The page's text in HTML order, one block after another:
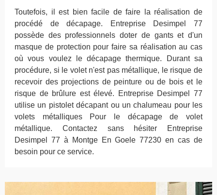
Toutefois, il est bien facile de faire la réalisation de
procédé de décapage. Entreprise Desimpel 77
possède des professionnels doter de gants et d'un
masque de protection pour faire sa réalisation au cas
où vous voulez le décapage thermique. Durant sa
procédure, si le volet n'est pas métallique, le risque de
recevoir des projections de peinture ou de bois et le
risque de brûlure est élevé. Entreprise Desimpel 77
utilise un pistolet décapant ou un chalumeau pour les
volets métalliques Pour le décapage de volet
métallique. Contactez sans hésiter Entreprise
Desimpel 77 à Montge En Goele 77230 en cas de
besoin pour ce service.